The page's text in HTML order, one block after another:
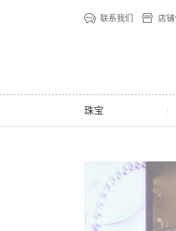
联系我们 店铺
珠宝